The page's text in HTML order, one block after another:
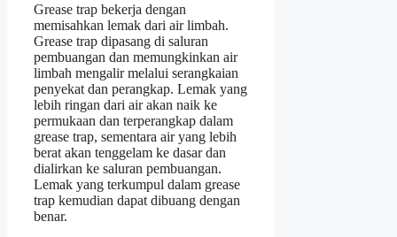
Grease trap bekerja dengan
memisahkan lemak dari air limbah.
Grease trap dipasang di saluran
pembuangan dan memungkinkan air
limbah mengalir melalui serangkaian
penyekat dan perangkap. Lemak yang
lebih ringan dari air akan naik ke
permukaan dan terperangkap dalam
grease trap, sementara air yang lebih
berat akan tenggelam ke dasar dan
dialirkan ke saluran pembuangan.
Lemak yang terkumpul dalam grease
trap kemudian dapat dibuang dengan
benar.